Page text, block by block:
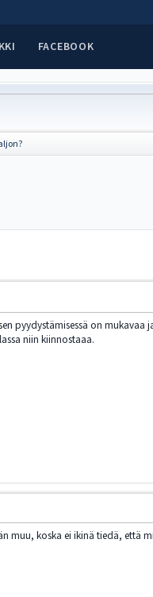
FACEBOOK
pyydystämisessä on
niin kiinnostaaa.
muu, koska ei ikinä tiedä, että